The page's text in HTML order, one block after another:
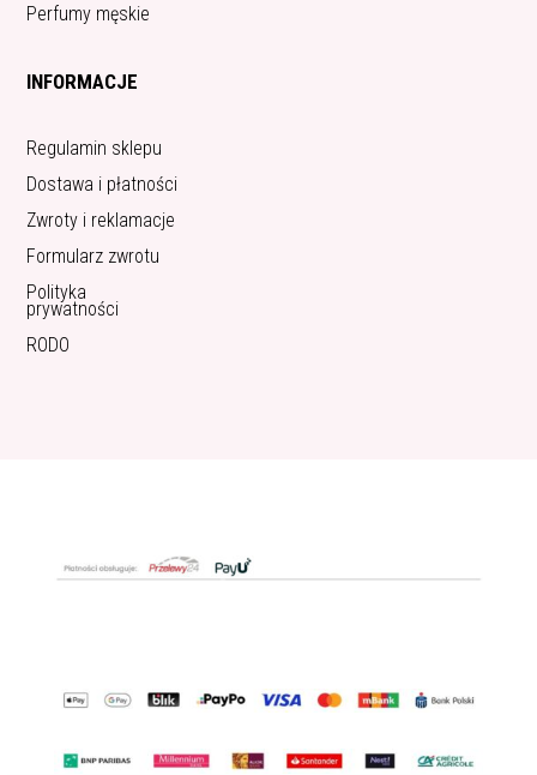
Perfumy męskie
INFORMACJE
Regulamin sklepu
Dostawa i płatności
Zwroty i reklamacje
Formularz zwrotu
Polityka
prywatności
RODO